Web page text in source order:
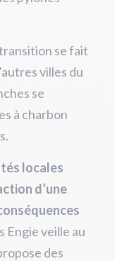
se fait
villes du
se
à charbon
locales
d’une
Engie veille au
des